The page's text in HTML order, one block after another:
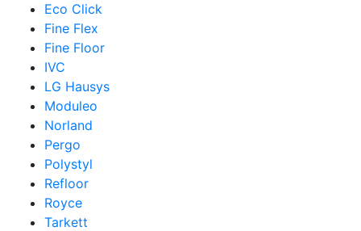
Eco Click
Fine Flex
Fine Floor
IVC
LG Hausys
Moduleo
Norland
Pergo
Polystyl
Refloor
Royce
Tarkett